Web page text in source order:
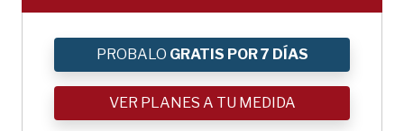
PROBALO GRATIS POR 7 DÍAS
VER PLANES A TU MEDIDA